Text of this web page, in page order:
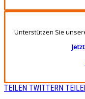
Unterstützen Sie
TEILEN TWITTERN